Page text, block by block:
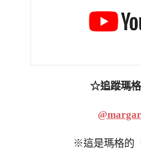
☆追蹤瑪格
※這是瑪格的